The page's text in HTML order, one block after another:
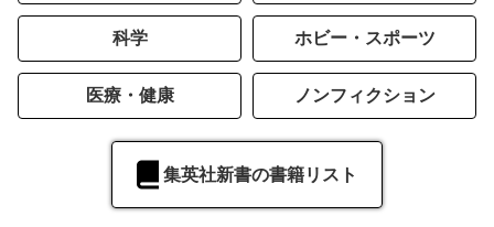
科学 ホビー・スポーツ
医療・健康 ノンフィクション
集英社新書の書籍リスト